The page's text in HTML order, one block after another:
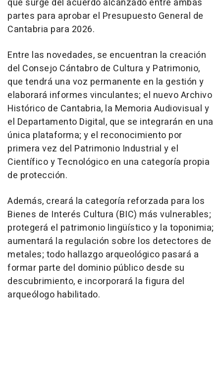
que surge del acuerdo alcanzado entre ambas
partes para aprobar el Presupuesto General de
Cantabria para 2026.
Entre las novedades, se encuentran la creación
del Consejo Cántabro de Cultura y Patrimonio,
que tendrá una voz permanente en la gestión y
elaborará informes vinculantes; el nuevo Archivo
Histórico de Cantabria, la Memoria Audiovisual y
el Departamento Digital, que se integrarán en una
única plataforma; y el reconocimiento por
primera vez del Patrimonio Industrial y el
Científico y Tecnológico en una categoría propia
de protección.
Además, creará la categoría reforzada para los
Bienes de Interés Cultura (BIC) más vulnerables;
protegerá el patrimonio lingüístico y la toponimia;
aumentará la regulación sobre los detectores de
metales; todo hallazgo arqueológico pasará a
formar parte del dominio público desde su
descubrimiento, e incorporará la figura del
arqueólogo habilitado.